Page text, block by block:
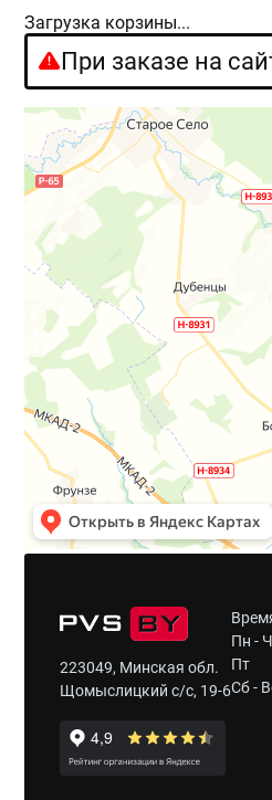
Загрузка корзины...
При заказе на
223049, Минская обл.
Щомыслицкий с/с, 19-6
Пн -
Пт
Сб -